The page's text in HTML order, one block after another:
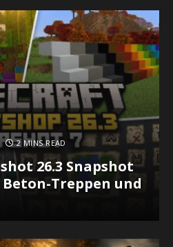
2 MINS READ
26.3 Snapshot
Treppen und